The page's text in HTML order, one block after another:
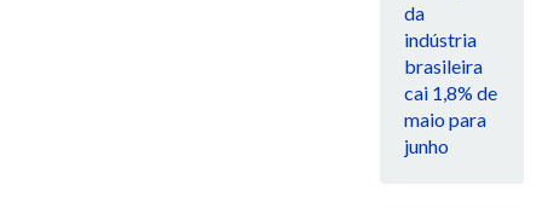
da
indústria
brasileira
cai 1,8% de
maio para
junho